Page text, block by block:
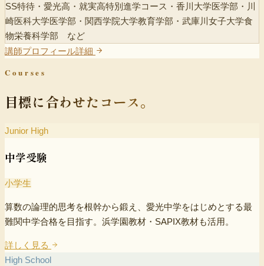
SS特待・愛光高・就実高特別進学コース・香川大学医学部・川
崎医科大学医学部・関西学院大学教育学部・武庫川女子大学食
物栄養科学部 など
講師プロフィール詳細
Courses
目標に合わせたコース。
Junior High
中学受験
小学生
算数の論理的思考を根幹から鍛え、愛光中学をはじめとする最
難関中学合格を目指す。浜学園教材・SAPIX教材も活用。
詳しく見る
High School